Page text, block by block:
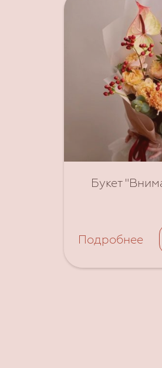
Букет
Подробнее